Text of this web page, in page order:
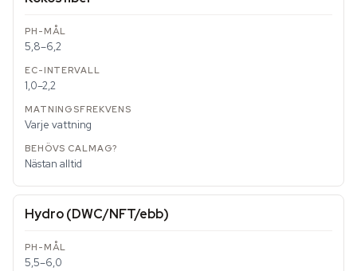
5,8–6,2
1,0–2,2
Varje vattning
Nästan alltid
Hydro (DWC/NFT/ebb)
5,5–6,0